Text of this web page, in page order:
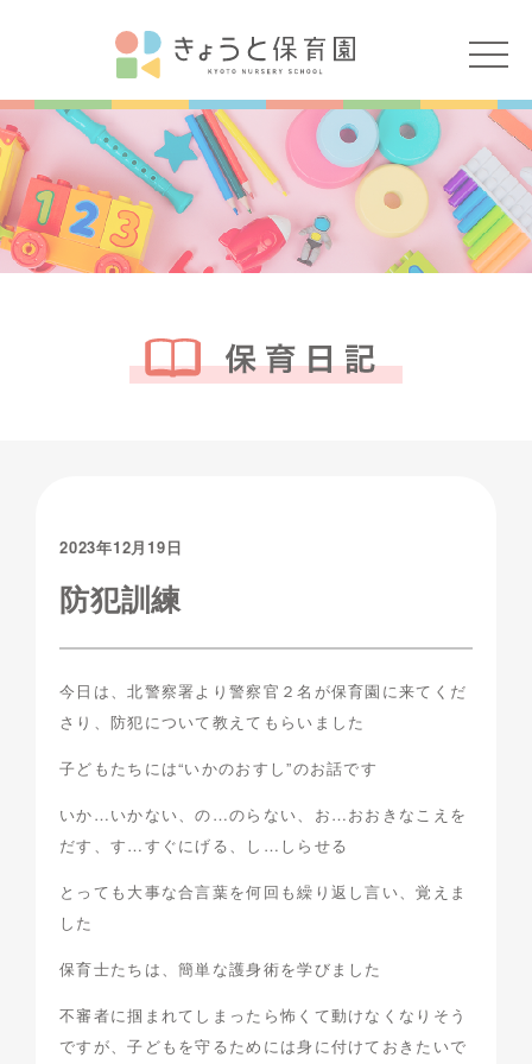
2023年12月19日
防犯訓練
今日は、北警察署より警察官２名が保育園に来てくだ
さり、防犯について教えてもらいました
子どもたちには“いかのおすし”のお話です
いか…いかない、の…のらない、お…おおきなこえを
だす、す…すぐにげる、し…しらせる
とっても大事な合言葉を何回も繰り返し言い、覚えま
した
保育士たちは、簡単な護身術を学びました
不審者に掴まれてしまったら怖くて動けなくなりそう
ですが、子どもを守るためには身に付けておきたいで